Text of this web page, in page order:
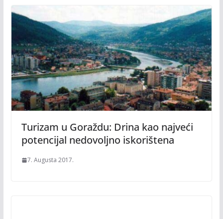
Turizam u Goraždu: Drina kao najveći
potencijal nedovoljno iskorištena
7. Augusta 2017.